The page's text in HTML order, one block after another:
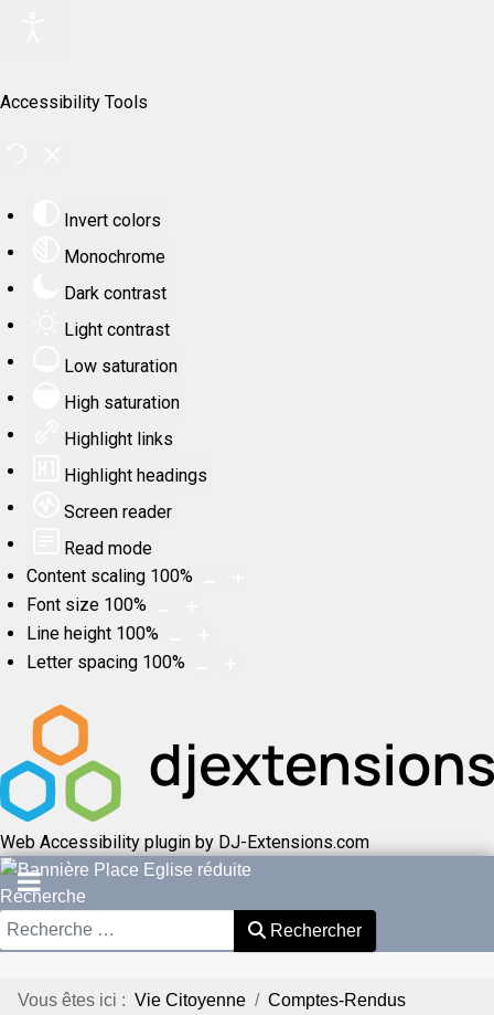
Accessibility Tools
Invert colors
Monochrome
Dark contrast
Light contrast
Low saturation
High saturation
Highlight links
Highlight headings
Screen reader
Read mode
Content scaling 100%
Font size 100%
Line height 100%
Letter spacing 100%
Web Accessibility plugin by DJ-Extensions.com
Recherche
Rechercher
Vous êtes ici : Vie Citoyenne
Comptes-Rendus